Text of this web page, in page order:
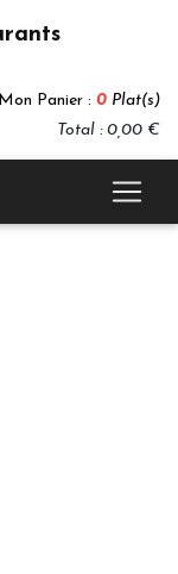
Mon Panier : 0 Plat(s)
Total : 0,00 €